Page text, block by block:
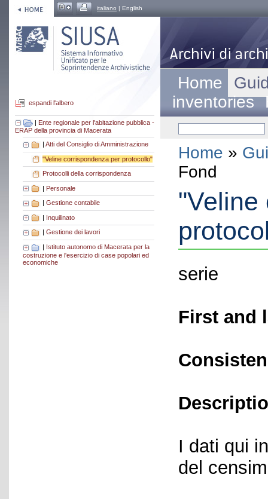
italiano | English
espandi l'albero
| Ente regionale per l'abitazione pubblica -
ERAP della provincia di Macerata
| Atti del Consiglio di Amministrazione
"Veline corrispondenza per protocollo"
Protocolli della corrispondenza
| Personale
Gestione contabile
| Inquilinato
Gestione dei lavori
| Istituto autonomo di Macerata per la
costruzione e l'esercizio di case popolari ed
economiche
Home
inventories
Home »
Fond
"Veline
serie
First and
I dati qui
del